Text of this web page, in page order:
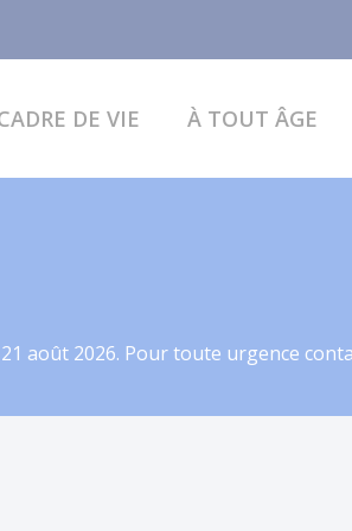
DE VIE À TOUT ÂGE
août 2026. Pour toute urgence